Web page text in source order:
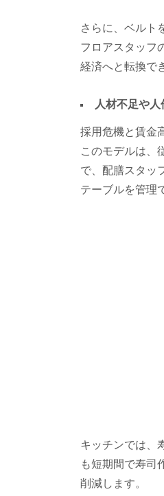
さらに、ベルト
フロアスタッフ
経済へと転換で
人材不足や
採用危機と賃金
このモデルは、
で、配膳スタッ
テーブルを管理
キッチンでは、
も短期間で寿司
削減します。